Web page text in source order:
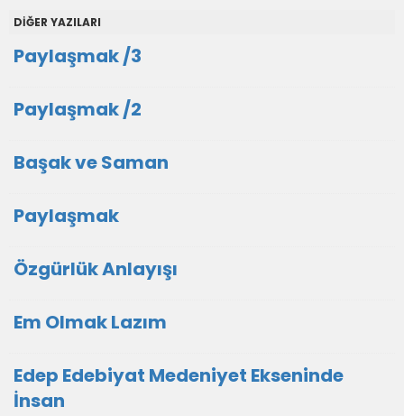
DİĞER YAZILARI
Paylaşmak /3
Paylaşmak /2
Başak ve Saman
Paylaşmak
Özgürlük Anlayışı
Em Olmak Lazım
Edep Edebiyat Medeniyet Ekseninde
İnsan